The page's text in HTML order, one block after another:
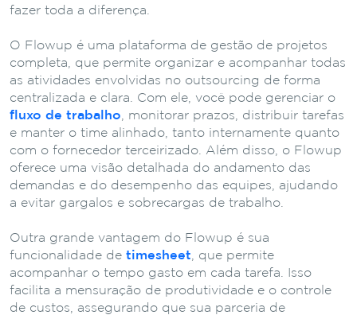
fazer toda a diferença.
O Flowup é uma plataforma de gestão de projetos
completa, que permite organizar e acompanhar todas
as atividades envolvidas no outsourcing de forma
centralizada e clara. Com ele, você pode gerenciar o
fluxo de trabalho , monitorar prazos, distribuir tarefas
e manter o time alinhado, tanto internamente quanto
com o fornecedor terceirizado. Além disso, o Flowup
oferece uma visão detalhada do andamento das
demandas e do desempenho das equipes, ajudando
a evitar gargalos e sobrecargas de trabalho.
Outra grande vantagem do Flowup é sua
funcionalidade de timesheet , que permite
acompanhar o tempo gasto em cada tarefa. Isso
facilita a mensuração de produtividade e o controle
de custos, assegurando que sua parceria de